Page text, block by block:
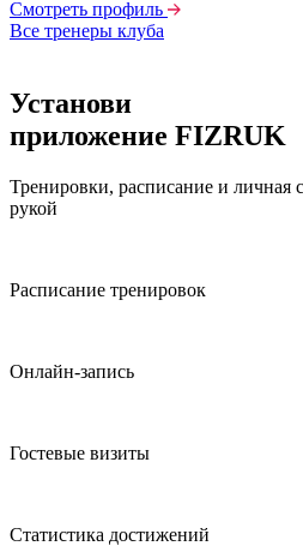
Смотреть профиль
Все тренеры клуба
Установи
приложение FIZRUK
Тренировки, расписание и личная
рукой
Расписание тренировок
Онлайн-запись
Гостевые визиты
Статистика достижений